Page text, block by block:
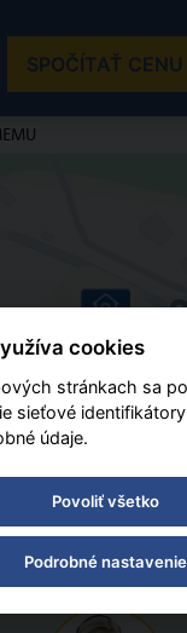
SPOČÍTAŤ CENU
ZEPTEJTE SE NÁS
cookies
stránkach sa
sieťové
údaje.
Povoliť všetko
Podrobné nastavenie